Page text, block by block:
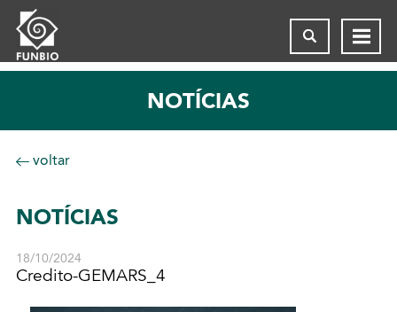
NOTÍCIAS
voltar
NOTÍCIAS
18/10/2024
Credito-GEMARS_4